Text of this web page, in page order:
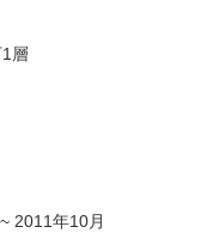
層
2011年10月